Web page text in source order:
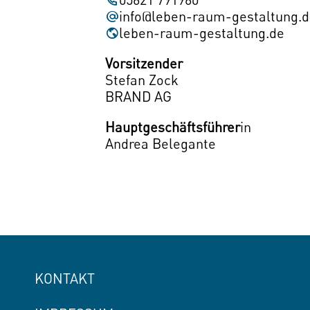
info@leben-raum-
leben-raum-gestaltung.de
Vorsitzender
Stefan Zock
BRAND AG
Hauptgeschäftsführerin
Andrea Belegante
KONTAKT